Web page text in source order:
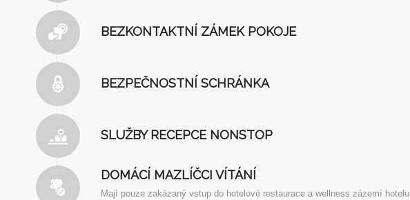
BEZKONTAKTNÍ ZÁMEK POKOJE
BEZPEČNOSTNÍ SCHRÁNKA
SLUŽBY RECEPCE NONSTOP
DOMÁCÍ MAZLÍČCI VÍTÁNÍ
Mají pouze zakázaný vstup do hotelové restaurace a wellness zázemí hotelu